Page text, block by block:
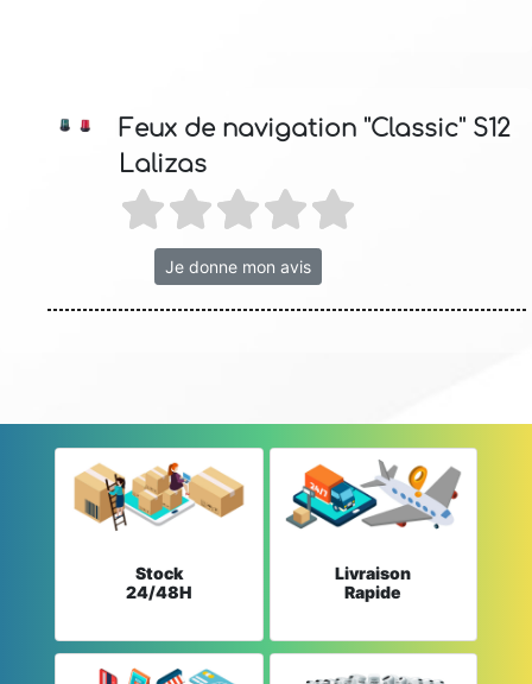
Feux de navigation ''Classic'' S12
Lalizas
Je donne mon avis
Stock
24/48H
Livraison
Rapide